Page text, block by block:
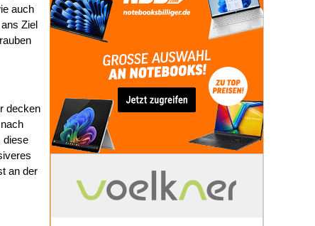
auch
Ziel
decken
diese
an der